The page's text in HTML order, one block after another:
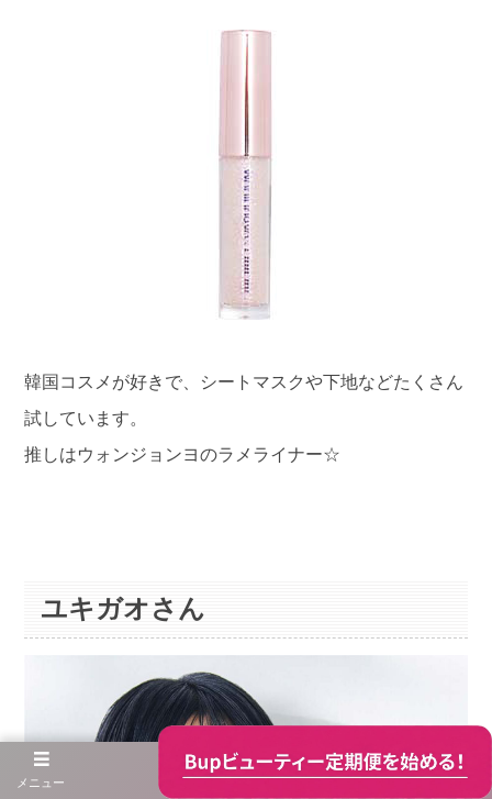
韓国コスメが好きで、シートマスクや下地などたくさん
試しています。
推しはウォンジョンヨのラメライナー☆
ユキガオさん
メニュー